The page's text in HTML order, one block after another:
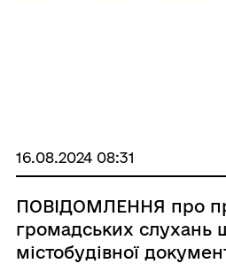
16.08.2024 08:31
ПОВІДОМЛЕННЯ про
громадських слухань
містобудівної